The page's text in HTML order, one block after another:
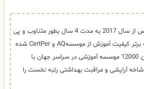
موسسه آموزش عالی عریس از سال 2017 به مدت 4 سال بطور متناوب و پی
در پی موفق به کسب رتبه برتر کیفیت آموزش از موسسهAQ و CertPer شده
است ، این مجموعه در بین 12000 موسسه آموزشی در سراسر جهان با
دریافت نماد مانورا در 23 شاخه آرایشی و مراقبت بهداشتی رتبه نخست را